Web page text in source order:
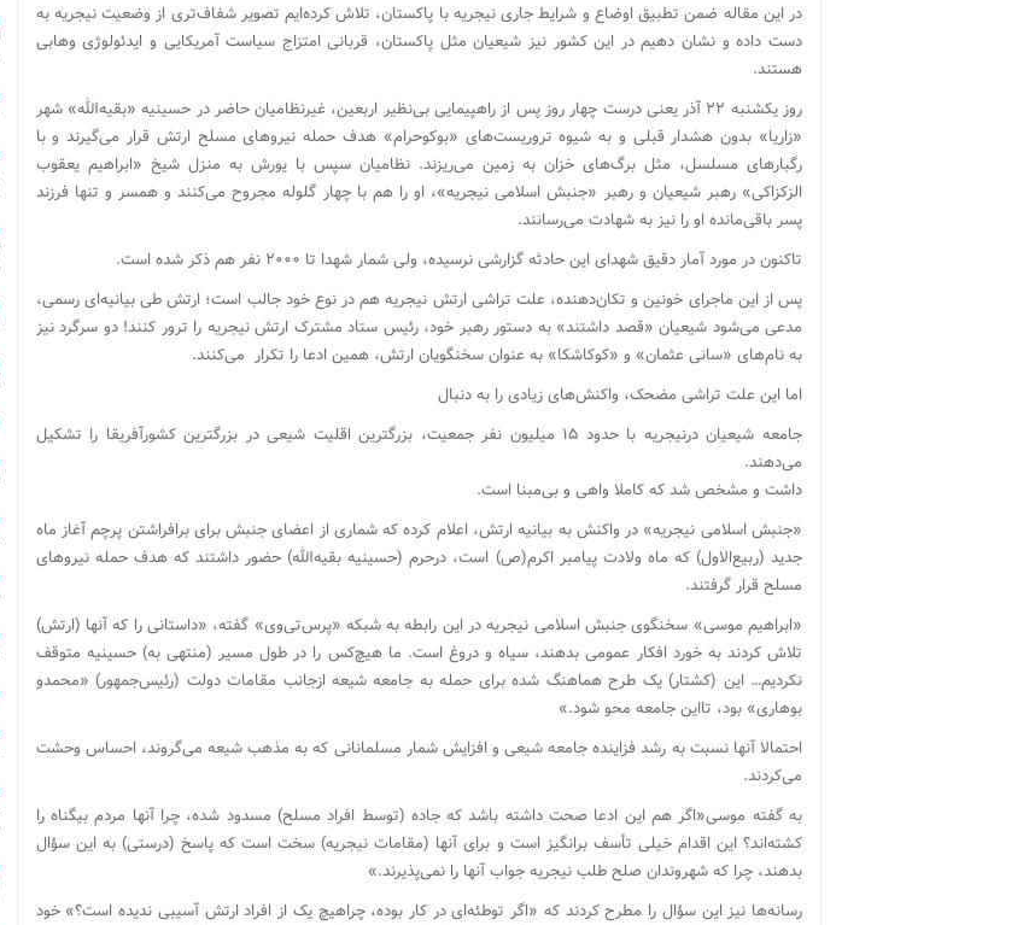
در این مقاله ضمن تطبیق اوضاع و شرایط جاری نیجریه با پاکستان، تلاش کرده‌ایم تصویر شفاف‌تری از وضعیت نیجریه به
دست داده و نشان دهیم در این کشور نیز شیعیان مثل پاکستان، قربانی امتزاج سیاست آمریکایی و ایدئولوژی وهابی
هستند.
روز یکشنبه ۲۲ آذر یعنی درست چهار روز پس از راهپیمایی بی‌نظیر اربعین، غیرنظامیان حاضر در حسینیه «بقیه‌الله» شهر
«زاریا» بدون هشدار قبلی و به شیوه تروریست‌های «بوکوحرام» هدف حمله نیروهای مسلح ارتش قرار می‌گیرند و با
رگبارهای مسلسل، مثل برگ‌های خزان به زمین می‌ریزند. نظامیان سپس با یورش به منزل شیخ «ابراهیم یعقوب
الزکزاکی» رهبر شیعیان و رهبر «جنبش اسلامی نیجریه»، او را هم با چهار گلوله مجروح می‌کنند و همسر و تنها فرزند
پسر باقی‌مانده او را نیز به شهادت می‌رسانند.
تاکنون در مورد آمار دقیق شهدای این حادثه گزارشی نرسیده، ولی شمار شهدا تا ۲۰۰۰ نفر هم ذکر شده است.
پس از این ماجرای خونین و تکان‌دهنده، علت تراشی ارتش نیجریه هم در نوع خود جالب است؛ ارتش طی بیانیه‌ای رسمی،
مدعی می‌شود شیعیان «قصد داشتند» به دستور رهبر خود، رئیس ستاد مشترک ارتش نیجریه را ترور کنند! دو سرگرد نیز
به نام‌های «سانی عثمان» و «کوکاشکا» به عنوان سخنگویان ارتش، همین ادعا را تکرار می‌کنند.
اما این علت تراشی مضحک، واکنش‌های زیادی را به دنبال
جامعه شیعیان درنیجریه با حدود ۱۵ میلیون نفر جمعیت، بزرگترین اقلیت شیعی در بزرگترین کشورآفریقا را تشکیل
می‌دهند.
داشت و مشخص شد که کاملا واهی و بی‌‌مبنا است.
«جنبش اسلامی نیجریه» در واکنش به بیانیه ارتش، اعلام کرده که شماری از اعضای جنبش برای برافراشتن پرچم آغاز ماه
جدید (ربیع‌الاول) که ماه ولادت پیامبر اکرم(ص) است، درحرم (حسینیه بقیه‌الله) حضور داشتند که هدف حمله نیروهای
مسلح قرار گرفتند.
«ابراهیم موسی» سخنگوی جنبش اسلامی نیجریه در این رابطه به شبکه «پرس‌تی‌وی» گفته، «داستانی را که آنها (ارتش)
تلاش کردند به خورد افکار عمومی بدهند، سیاه و دروغ است. ما هیچ‌کس را در طول مسیر (منتهی به) حسینیه متوقف
نکردیم… این (کشتار) یک طرح هماهنگ شده برای حمله به جامعه شیعه ازجانب مقامات دولت (رئیس‌جمهور) «محمدو
بوهاری» بود، تااین جامعه محو شود.»
احتمالا آنها نسبت به رشد فزاینده جامعه شیعی و افزایش شمار مسلمانانی که به مذهب شیعه می‌گروند، احساس وحشت
می‌کردند.
به گفته موسی«اگر هم این ادعا صحت داشته باشد که جاده (توسط افراد مسلح) مسدود شده، چرا آنها مردم بیگناه را
کشته‌اند؟ این اقدام خیلی تأسف برانگیز است و برای آنها (مقامات نیجریه) سخت است که پاسخ (درستی) به این سؤال
بدهند، چرا که شهروندان صلح طلب نیجریه جواب آنها را نمی‌پذیرند.»
رسانه‌ها نیز این سؤال را مطرح کردند که «اگر توطئه‌ای در کار بوده، چراهیچ یک از افراد ارتش آسیبی ندیده است؟» خود